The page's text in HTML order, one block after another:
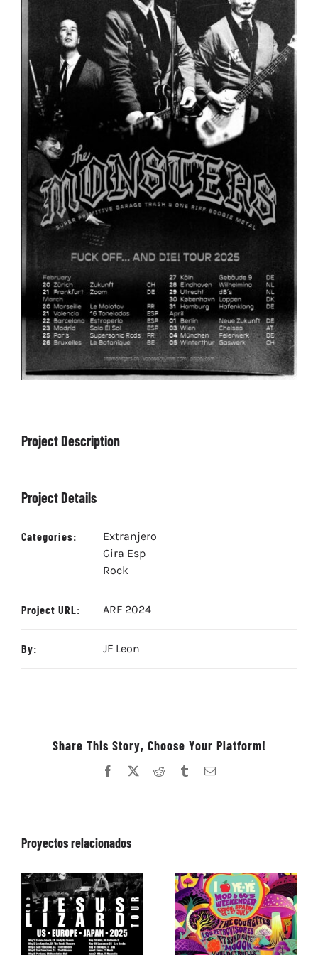
ARTÍCULOS
QUÉ HACEMOS
MECENAZGO
CONTRATACIÓN
CONTACTO
Project Description
Project Details
Categories:
Extranjero
Gira Esp
Rock
Project URL: ARF 2024
By: JF Leon
Share This Story, Choose Your Platform!
Facebook Reddit TumblrCorreo
Proyectos relacionados